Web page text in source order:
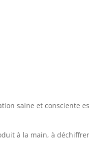
saine et consciente
à la main, à